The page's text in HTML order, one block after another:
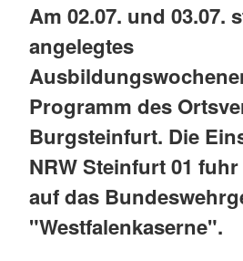
Am 02.07. und 03.07.
angelegtes
Programm des
Burgsteinfurt. Die
NRW Steinfurt 01
auf das
"Westfalenkaserne".